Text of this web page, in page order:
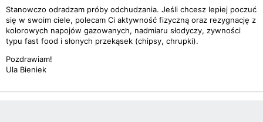
Stanowczo odradzam próby odchudzania. Jeśli chcesz lepiej poczuć
się w swoim ciele, polecam Ci aktywność fizyczną oraz rezygnację z
kolorowych napojów gazowanych, nadmiaru słodyczy, zywności
typu fast food i słonych przekąsek (chipsy, chrupki).
Pozdrawiam!
Ula Bieniek